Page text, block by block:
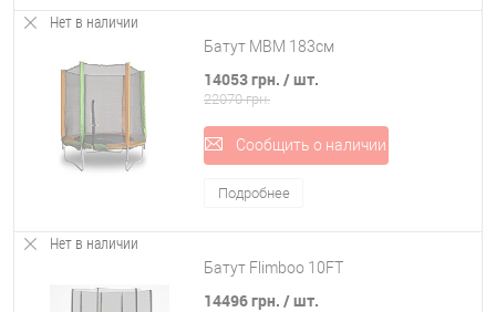
Нет в наличии
Батут MBM 183см
14053 грн. / шт.
22070 грн.
Сообщить о наличии
Подробнее
Нет в наличии
Батут Flimboo 10FT
14496 грн. / шт.